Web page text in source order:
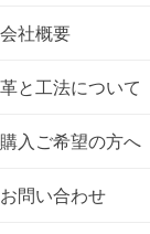
会社概要
革と工法について
購入ご希望の方へ
お問い合わせ